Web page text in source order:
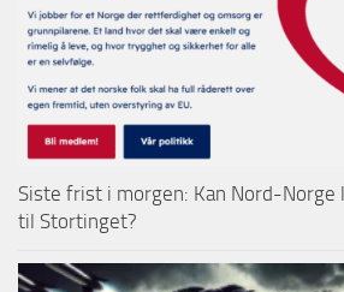
Siste frist i morgen: Kan Nord-Norge
til Stortinget?